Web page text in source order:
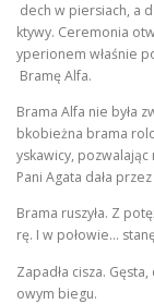
dech w piersiach, a
ktywy. Ceremonia
yperionem właśnie
Bramę Alfa.
Brama Alfa nie była
bkobieżna brama
yskawicy, pozwalając
Pani Agata dała
Brama ruszyła. Z
rę. I w połowie…
Zapadła cisza.
owym biegu.